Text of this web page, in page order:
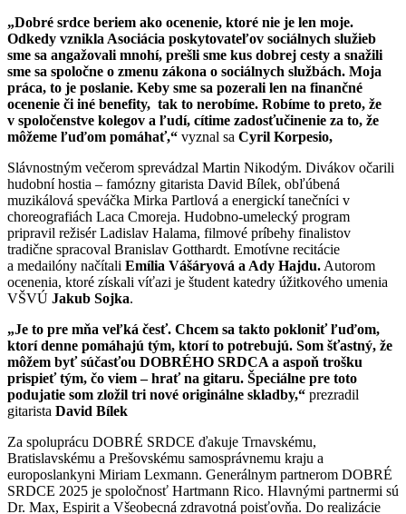
„Dobré srdce beriem ako ocenenie, ktoré nie je len moje.
Odkedy vznikla Asociácia poskytovateľov sociálnych služieb
sme sa angažovali mnohí, prešli sme kus dobrej cesty a snažili
sme sa spoločne o zmenu zákona o sociálnych službách. Moja
práca, to je poslanie. Keby sme sa pozerali len na finančné
ocenenie či iné benefity, tak to nerobíme. Robíme to preto, že
v spoločenstve kolegov a ľudí, cítime zadosťučinenie za to, že
môžeme ľuďom pomáhať,“ vyznal sa Cyril Korpesio,
Slávnostným večerom sprevádzal Martin Nikodým. Divákov očarili
hudobní hostia – famózny gitarista David Bílek, obľúbená
muzikálová speváčka Mirka Partlová a energickí tanečníci v
choreografiách Laca Cmoreja. Hudobno-umelecký program
pripravil režisér Ladislav Halama, filmové príbehy finalistov
tradične spracoval Branislav Gotthardt. Emotívne recitácie
a medailóny načítali Emília Vášáryová a Ady Hajdu. Autorom
ocenenia, ktoré získali víťazi je študent katedry úžitkového umenia
VŠVÚ Jakub Sojka.
„Je to pre mňa veľká česť. Chcem sa takto pokloniť ľuďom,
ktorí denne pomáhajú tým, ktorí to potrebujú. Som šťastný, že
môžem byť súčasťou DOBRÉHO SRDCA a aspoň trošku
prispieť tým, čo viem – hrať na gitaru. Špeciálne pre toto
podujatie som zložil tri nové originálne skladby,“ prezradil
gitarista David Bílek
Za spoluprácu DOBRÉ SRDCE ďakuje Trnavskému,
Bratislavskému a Prešovskému samosprávnemu kraju a
europoslankyni Miriam Lexmann. Generálnym partnerom DOBRÉ
SRDCE 2025 je spoločnosť Hartmann Rico. Hlavnými partnermi sú
Dr. Max, Espirit a Všeobecná zdravotná poisťovňa. Do realizácie